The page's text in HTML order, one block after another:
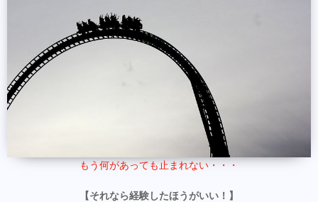
もう何があっても止まれない・・・
【それなら経験したほうがいい！】